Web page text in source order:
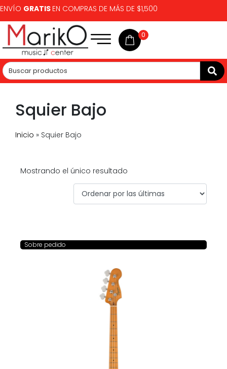
ENVÍO GRATIS EN COMPRAS DE MÁS DE $1,500
0
Squier Bajo
Inicio » Squier Bajo
Mostrando el único resultado
Sobre pedido